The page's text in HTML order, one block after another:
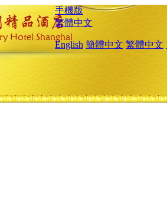
手機版
繁體中文
English 簡體中文 繁體中文